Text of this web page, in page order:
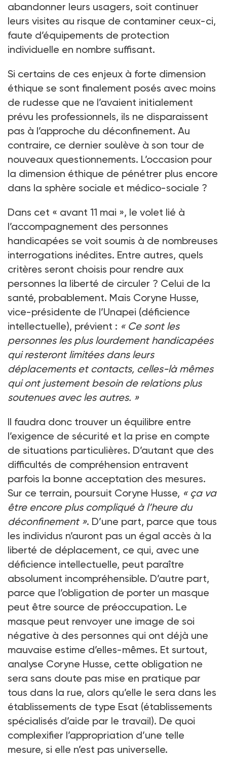
abandonner leurs usagers, soit continuer
leurs visites au risque de contaminer ceux-ci,
faute d’équipements de protection
individuelle en nombre suffisant.
Si certains de ces enjeux à forte dimension
éthique se sont finalement posés avec moins
de rudesse que ne l’avaient initialement
prévu les professionnels, ils ne disparaissent
pas à l’approche du déconfinement. Au
contraire, ce dernier soulève à son tour de
nouveaux questionnements. L’occasion pour
la dimension éthique de pénétrer plus encore
dans la sphère sociale et médico-sociale ?
Dans cet « avant 11 mai », le volet lié à
l’accompagnement des personnes
handicapées se voit soumis à de nombreuses
interrogations inédites. Entre autres, quels
critères seront choisis pour rendre aux
personnes la liberté de circuler ? Celui de la
santé, probablement. Mais Coryne Husse,
vice-présidente de l’Unapei (déficience
intellectuelle), prévient : « Ce sont les
personnes les plus lourdement handicapées
qui resteront limitées dans leurs
déplacements et contacts, celles-là mêmes
qui ont justement besoin de relations plus
soutenues avec les autres. »
Il faudra donc trouver un équilibre entre
l’exigence de sécurité et la prise en compte
de situations particulières. D’autant que des
difficultés de compréhension entravent
parfois la bonne acceptation des mesures.
Sur ce terrain, poursuit Coryne Husse, « ça va
être encore plus compliqué à l’heure du
déconfinement ». D’une part, parce que tous
les individus n’auront pas un égal accès à la
liberté de déplacement, ce qui, avec une
déficience intellectuelle, peut paraître
absolument incompréhensible. D’autre part,
parce que l’obligation de porter un masque
peut être source de préoccupation. Le
masque peut renvoyer une image de soi
négative à des personnes qui ont déjà une
mauvaise estime d’elles-mêmes. Et surtout,
analyse Coryne Husse, cette obligation ne
sera sans doute pas mise en pratique par
tous dans la rue, alors qu’elle le sera dans les
établissements de type Esat (établissements
spécialisés d’aide par le travail). De quoi
complexifier l’appropriation d’une telle
mesure, si elle n’est pas universelle.